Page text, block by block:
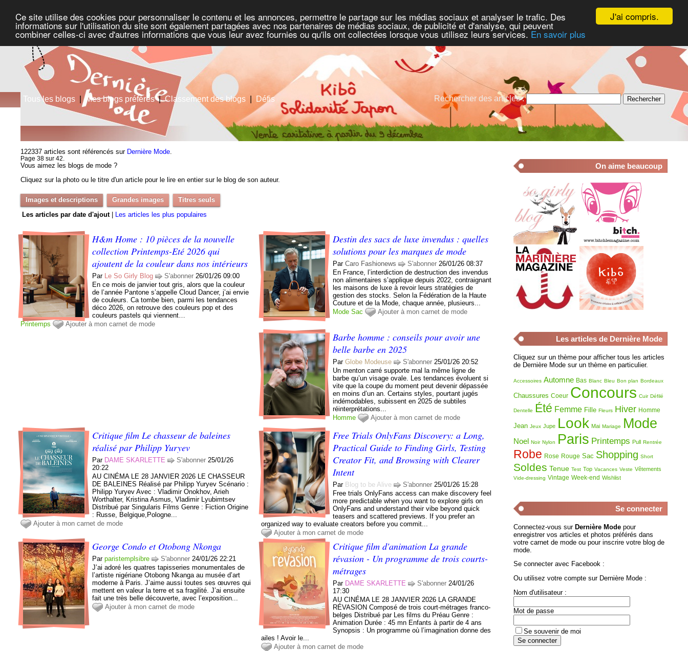
J'ai compris.
Ce site utilise des cookies pour personnaliser le contenu et les annonces, permettre le partage sur les médias sociaux et analyser le trafic. Des
informations sur l'utilisation du site sont également partagées avec nos partenaires de médias sociaux, de publicité et d'analyse, qui peuvent
combiner celles-ci avec d'autres informations que vous leur avez fournies ou qu'ils ont collectées lorsque vous utilisez leurs services. En savoir plus
Vente Solidarité de Kibô-Promesse pour le Japonest ouverte !
Tous les blogs | Mes blogs préférés|Classement des blogs Défis Rechercher des articles :
122337 articles sont référencés sur Dernière Mode
Page 38 sur 42.
Vous aimez les blogs de mode ?
Cliquez sur la photo ou le titre d'un article pour le lire en entier sur le blog de son auteur.
Images et descriptions Grandes images
Titres seuls
Les articles par date d'ajout| Les articles les plus populaires
H&m Home : 10 pièces de la nouvelle
collection Printemps-Eté 2026 qui
ajoutent de la couleur dans nos intérieurs
Par Le So Girly Blog S'abonner 26/01/26 09:00
En ce mois de janvier tout gris, alors que la couleur
de l’année Pantone s’appelle Cloud Dancer, j’ai envie
de couleurs. Ca tombe bien, parmi les tendances
déco 2026, on retrouve des couleurs pop et des
couleurs pastels qui viennent…
Printemps
Ajouter à mon carnet de mode
Destin des sacs de luxe invendus : quelles
solutions pour les marques de mode
ParCaro Fashionews S'abonner 26/01/26 08:37
En France, l’interdiction de destruction des invendus
non alimentaires s’applique depuis 2022, contraignant
les maisons de luxe à revoir leurs stratégies de
gestion des stocks. Selon la Fédération de la Haute
Couture et de la Mode, chaque année, plusieurs...
Mode Sac Ajouter à mon carnet de mode
Barbe homme : conseils pour avoir une
belle barbe en 2025
ParGlobe Modeuse S'abonner 25/01/26 20:52
Un menton carré supporte mal la même ligne de
barbe qu’un visage ovale. Les tendances évoluent si
vite que la coupe du moment peut devenir dépassée
en moins d’un an. Certains styles, pourtant jugés
indémodables, subissent en 2025 de subtiles
réinterprétations...
Homme
Ajouter à mon carnet de mode
Critique film Le chasseur de baleines
réalisé par Philipp Yuryev
Par DAME SKARLETTE S'abonner 25/01/26
20:22
AU CINÉMA LE 28 JANVIER 2026 LE CHASSEUR
DE BALEINES Réalisé par Philipp Yuryev Scénario :
Philipp Yuryev Avec : Vladimir Onokhov, Arieh
Worthalter, Kristina Asmus, Vladimir Lyubimtsev
Distribué par Singularis Films Genre : Fiction Origine
: Russe, Belgique,Pologne...
Ajouter à mon carnet de mode
Free Trials OnlyFans Discovery: a Long,
Practical Guide to Finding Girls, Testing
Creator Fit, and Browsing with Clearer
Intent
Par Blog to be Alive S'abonner 25/01/26 15:28
Free trials OnlyFans access can make discovery feel
more predictable when you want to explore girls on
OnlyFans and understand their vibe beyond quick
teasers and scattered previews. If you prefer an
organized way to evaluate creators before you commit...
Ajouter à mon carnet de mode
George Condo et Otobong Nkonga
Parparistemplsibre S'abonner 24/01/26 22:21
J’ai adoré les quatres tapisseries monumentales de
l’artiste nigériane Otobong Nkanga au musée d’art
moderne à Paris. J’aime aussi toutes ses œuvres qui
mettent en valeur la terre et sa fragilité. J’ai ensuite
fait une très belle découverte, avec l’exposition...
Ajouter à mon carnet de mode
Critique film d'animation La grande
révasion - Un programme de trois courts-
métrages
Par DAME SKARLETTE S'abonner 24/01/26
17:30
AU CINÉMA LE 28 JANVIER 2026 LA GRANDE
RÉVASION Composé de trois court-métrages franco-
belges Distribué par Les films du Préau Genre :
Animation Durée : 45 mn Enfants à partir de 4 ans
Synopsis : Un programme où l’imagination donne des
ailes ! Avoir le...
Ajouter à mon carnet de mode
On aime beaucoup
Les articles de Dernière Mode
Cliquez sur un thème pour afficher tous les articles
de Dernière Mode sur un thème en particulier.
Accessoires Automne Bas Blanc Bleu Bon plan Bordeaux
Chaussures Coeur Concours Cuir Défilé
Dentelle Été Femme Fille Fleurs Hiver Homme
Jean Jeux Jupe Look Mai Mariage Mode
Noel Noir Nylon Paris Printemps Pull Rentrée
Robe Rose Rouge Sac Shopping Short
Soldes Tenue Test Top Vacances Veste Vêtements
Vide-dressing Vintage Week-end Wishlist
Se connecter
Connectez-vous sur Dernière Modepour
enregistrer vos articles et photos préférés dans
votre carnet de mode ou pour inscrire votre blog de
mode.
Se connecter avec Facebook :
Ou utilisez votre compte sur Dernière Mode :
Nom d'utilisateur :
Mot de passe
Se souvenir de moi